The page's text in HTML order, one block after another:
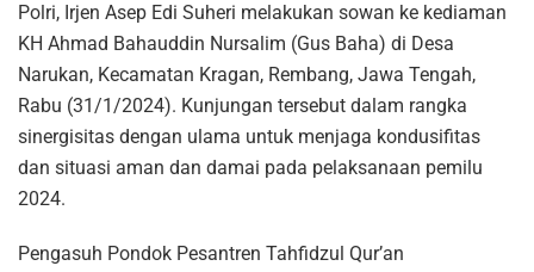
Polri, Irjen Asep Edi Suheri melakukan sowan ke kediaman
KH Ahmad Bahauddin Nursalim (Gus Baha) di Desa
Narukan, Kecamatan Kragan, Rembang, Jawa Tengah,
Rabu (31/1/2024). Kunjungan tersebut dalam rangka
sinergisitas dengan ulama untuk menjaga kondusifitas
dan situasi aman dan damai pada pelaksanaan pemilu
2024.
Pengasuh Pondok Pesantren Tahfidzul Qur’an